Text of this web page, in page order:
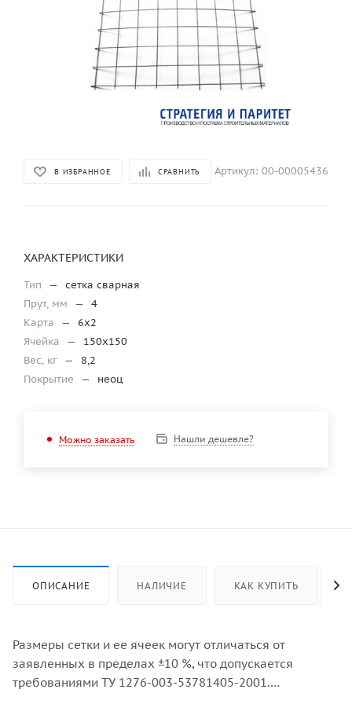
В ИЗБРАННОЕ СРАВНИТЬ Артикул: 00-00005436
ХАРАКТЕРИСТИКИ
Тип —
сетка сварная
Прут, мм
—
4
Карта
—
6х2
Ячейка
—
150х150
Вес, кг —
8,2
Покрытие
— неоц
Можно заказать Нашли дешевле?
ОПИСАНИЕ НАЛИЧИЕ КАК КУПИТЬ
Размеры сетки и ее ячеек могут отличаться от
заявленных в пределах ±10 %, что допускается
требованиями ТУ 1276-003-53781405-2001.